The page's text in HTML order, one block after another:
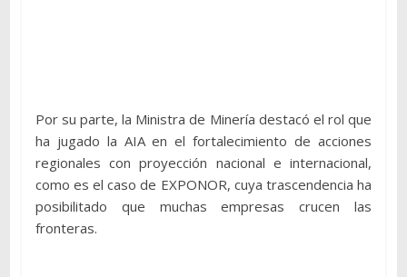
Por su parte, la Ministra de Minería destacó el rol que
ha jugado la AIA en el fortalecimiento de acciones
regionales con proyección nacional e internacional,
como es el caso de EXPONOR, cuya trascendencia ha
posibilitado que muchas empresas crucen las
fronteras.